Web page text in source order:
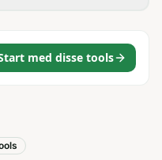
med disse tools